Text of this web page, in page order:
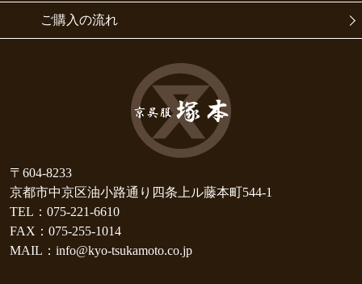
ご購入の流れ
〒604-8233
京都市中京区油小路通り四条上ル藤本町544-1
TEL：075-221-6610
FAX：075-255-1014
MAIL：info@kyo-tsukamoto.co.jp